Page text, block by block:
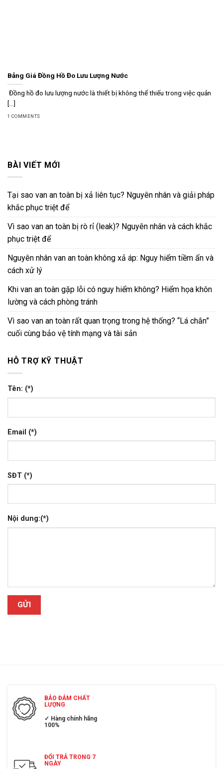
Bảng Giá Đồng Hồ Đo Lưu Lượng Nước
Đồng hồ đo lưu lượng nước là thiết bị không thể thiếu trong việc quản
[...]
1 COMMENTS
BÀI VIẾT MỚI
Tại sao van an toàn bị xả liên tục? Nguyên nhân và giải pháp
khắc phục triệt để
Vì sao van an toàn bị rò rỉ (leak)? Nguyên nhân và cách khắc
phục triệt để
Nguyên nhân van an toàn không xả áp: Nguy hiểm tiềm ẩn và
cách xử lý
Khi van an toàn gặp lỗi có nguy hiểm không? Hiểm họa khôn
lường và cách phòng tránh
Vì sao van an toàn rất quan trọng trong hệ thống? “Lá chắn”
cuối cùng bảo vệ tính mạng và tài sản
HỖ TRỢ KỸ THUẬT
Tên: (*)
Email (*)
SĐT (*)
Nội dung:(*)
BẢO ĐẢM CHẤT
LƯỢNG
✓ Hàng chính hãng
100%
ĐỔI TRẢ TRONG 7
NGÀY